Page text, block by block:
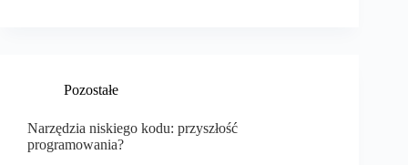
Pozostałe
Narzędzia niskiego kodu: przyszłość
programowania?